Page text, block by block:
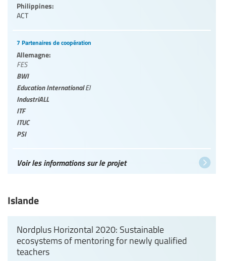
Philippines:
ACT
7 Partenaires de coopération
Allemagne:
FES
BWI
Education InternationalEI
IndustriALL
ITF
ITUC
PSI
Voir les informations sur le projet
Islande
Nordplus Horizontal 2020: Sustainable
ecosystems of mentoring for newly qualified
teachers